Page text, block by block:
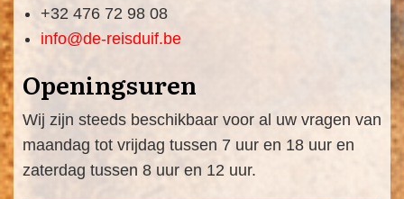
+32 476 72 98 08
info@de-reisduif.be
Openingsuren
Wij zijn steeds beschikbaar voor al uw vragen van
maandag tot vrijdag tussen 7 uur en 18 uur en
zaterdag tussen 8 uur en 12 uur.